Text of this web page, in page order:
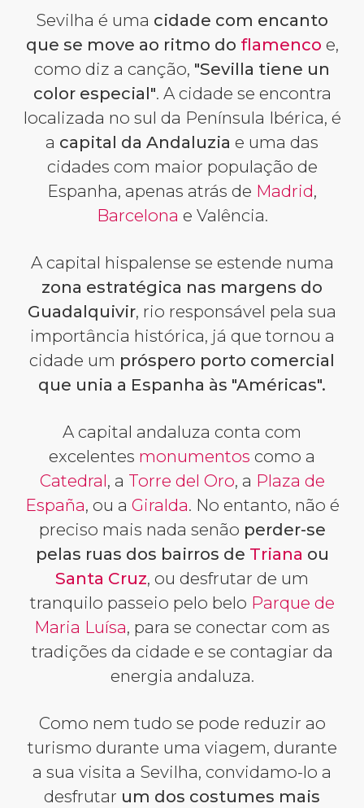
Sevilha é uma cidade com encanto
que se move ao ritmo do flamenco e,
como diz a canção, "Sevilla tiene un
color especial". A cidade se encontra
localizada no sul da Península Ibérica, é
a capital da Andaluzia e uma das
cidades com maior população de
Espanha, apenas atrás de Madrid,
Barcelona e Valência.
A capital hispalense se estende numa
zona estratégica nas margens do
Guadalquivir, rio responsável pela sua
importância histórica, já que tornou a
cidade um próspero porto comercial
que unia a Espanha às "Américas".
A capital andaluza conta com
excelentes monumentos como a
Catedral, a Torre del Oro, a Plaza de
España, ou a Giralda. No entanto, não é
preciso mais nada senão perder-se
pelas ruas dos bairros de Triana ou
Santa Cruz, ou desfrutar de um
tranquilo passeio pelo belo Parque de
Maria Luísa, para se conectar com as
tradições da cidade e se contagiar da
energia andaluza.
Como nem tudo se pode reduzir ao
turismo durante uma viagem, durante
a sua visita a Sevilha, convidamo-lo a
desfrutar um dos costumes mais